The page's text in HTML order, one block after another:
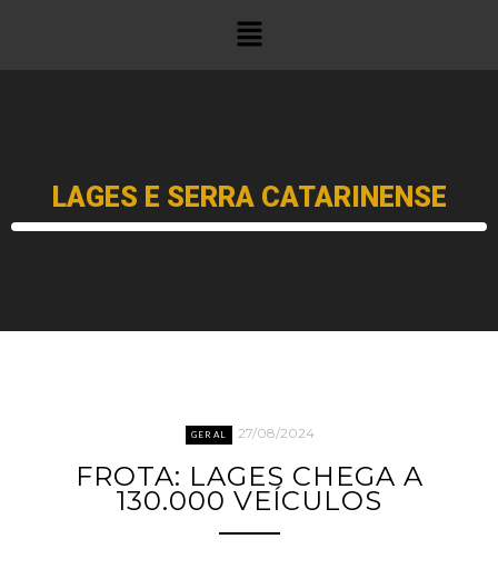
LAGES E SERRA CATARINENSE
GERAL 27/08/2024
FROTA: LAGES CHEGA A
130.000 VEÍCULOS